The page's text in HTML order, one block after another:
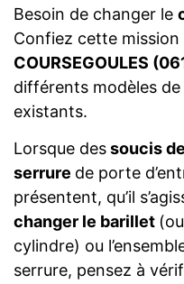
Besoin de changer le
Confiez cette mission
COURSEGOULES
différents modèles de
existants.
Lorsque dessoucis de
serrure de porte
présentent, qu’il
changer le barillet (ou
cylindre) ou
serrure, pensez à